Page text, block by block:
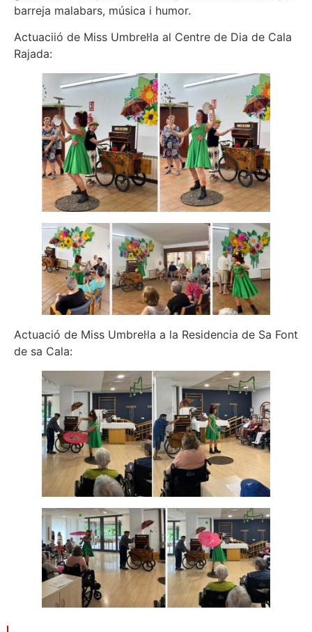
barreja malabars, música i humor.
Actuaciió de Miss Umbrel·la al Centre de Dia de Cala
Rajada:
Actuació de Miss Umbrel·la a la Residencia de Sa Font
de sa Cala: